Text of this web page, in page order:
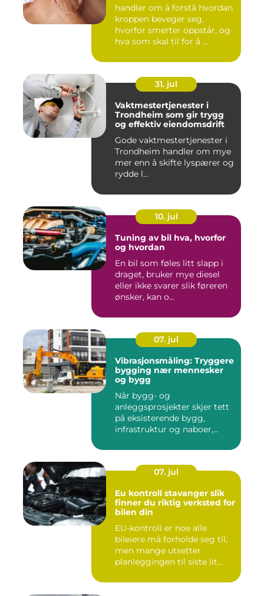
handler om å forstå hvordan
kroppen beveger seg,
hvorfor smerter oppstår, og
hva som skal til for å ...
31. jul
Vaktmestertjenester i
Trondheim som gir trygg
og effektiv eiendomsdrift
Gode vaktmestertjenester i
Trondheim handler om mye
mer enn å skifte lyspærer og
rydde l...
10. jul
Tuning av bil hva, hvorfor
og hvordan
En bil som føles litt slapp i
draget, bruker mye diesel
eller ikke svarer slik føreren
ønsker, kan o...
07. jul
Vibrasjonsmåling: Tryggere
bygging nær mennesker
og bygg
Når bygg- og
anleggsprosjekter skjer tett
på eksisterende bygg,
infrastruktur og naboer,...
07. jul
Eu kontroll stavanger slik
finner du riktig verksted for
bilen din
EU-kontroll er noe alle
bileiere må forholde seg til,
men mange utsetter
planleggingen til siste lit...